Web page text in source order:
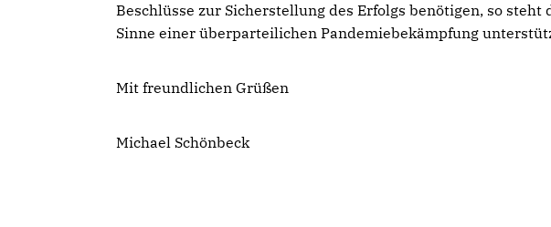
Beschlüsse zur Sicherstellung des Erfolgs benötigen, so
Sinne einer überparteilichen Pandemiebekämpfung
Mit freundlichen Grüßen
Michael Schönbeck